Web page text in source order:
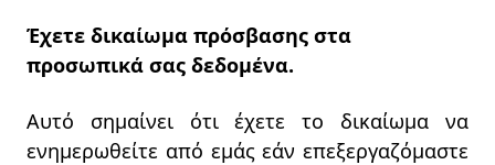
Έχετε δικαίωμα πρόσβασης στα
προσωπικά σας δεδομένα.
Αυτό σημαίνει ότι έχετε το δικαίωμα να
ενημερωθείτε από εμάς εάν επεξεργαζόμαστε